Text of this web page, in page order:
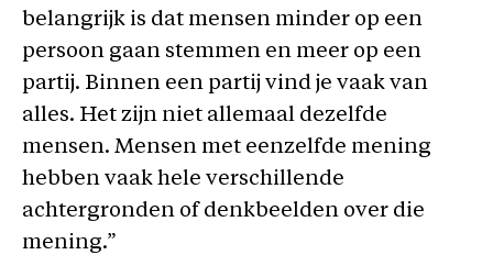
belangrijk is dat mensen minder op een
persoon gaan stemmen en meer op een
partij. Binnen een partij vind je vaak van
alles. Het zijn niet allemaal dezelfde
mensen. Mensen met eenzelfde mening
hebben vaak hele verschillende
achtergronden of denkbeelden over die
mening.”